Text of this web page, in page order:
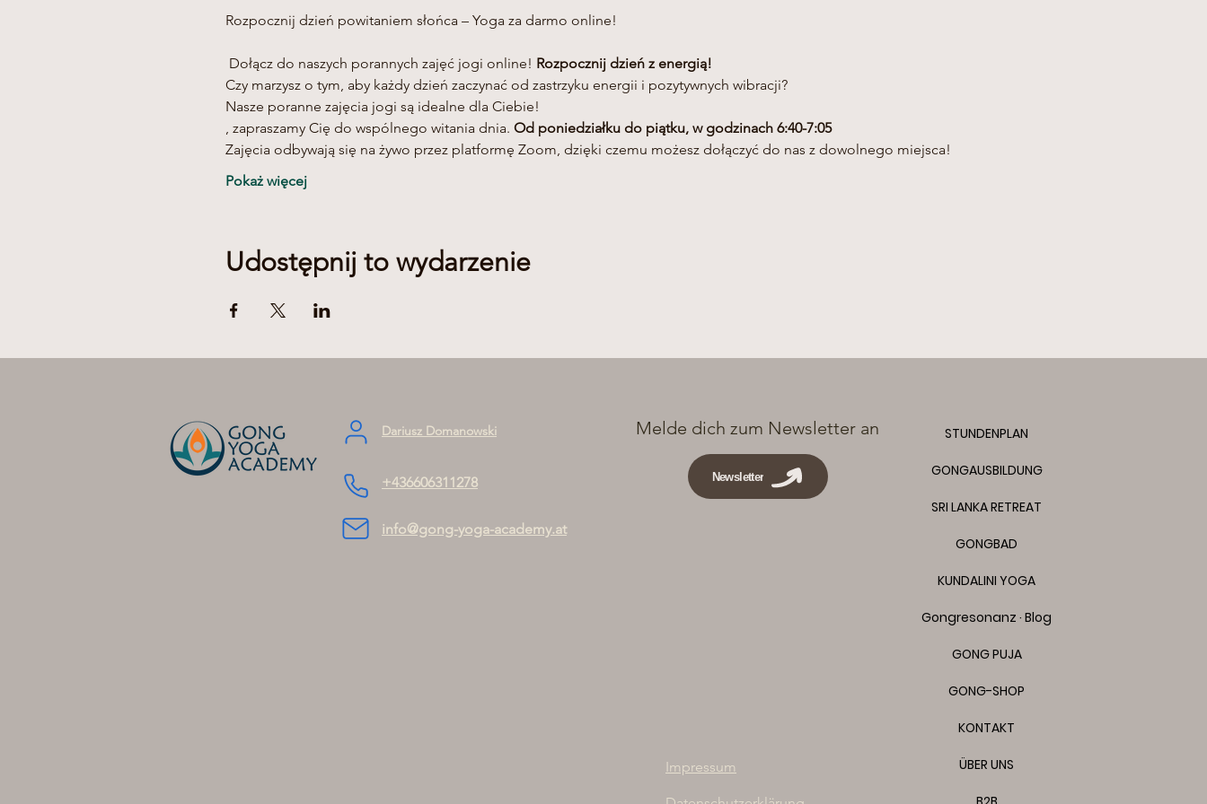
Dołącz do naszych porannych zajęć jogi online! Rozpocznij dzień z energią!
Czy marzysz o tym, aby każdy dzień zaczynać od zastrzyku energii i pozytywnych wibracji?
Nasze poranne zajęcia jogi są idealne dla Ciebie!
, zapraszamy Cię do wspólnego witania dnia. Od poniedziałku do piątku, w godzinach 6:40-7:05
Zajęcia odbywają się na żywo przez platformę Zoom, dzięki czemu możesz dołączyć do nas z dowolnego miejsca!
Pokaż więcej
Udostępnij to wydarzenie
Dariusz Domanowski
+436606311278
info@gong-yoga-academy.at
Melde dich zum Newsletter an
Newsletter
Impressum
STUNDENPLAN
GONGAUSBILDUNG
SRI LANKA RETREAT
GONGBAD
KUNDALINI YOGA
Gongresonanz · Blog
GONG PUJA
GONG-SHOP
KONTAKT
ÜBER UNS